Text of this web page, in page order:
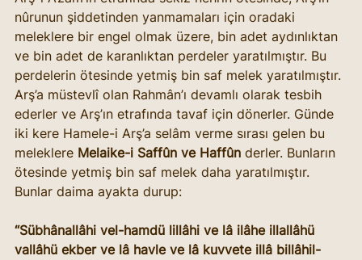
nûrunun şiddetinden yanmamaları için oradaki
meleklere bir engel olmak üzere, bin adet aydınlıktan
ve bin adet de karanlıktan perdeler yaratılmıştır. Bu
perdelerin ötesinde yetmiş bin saf melek yaratılmıştır.
Arş’a müstevlî olan Rahmân’ı devamlı olarak tesbih
ederler ve Arş’ın etrafında tavaf için dönerler. Günde
iki kere Hamele-i Arş’a selâm verme sırası gelen bu
meleklere Melaike-i Saffûn ve Haffûn derler. Bunların
ötesinde yetmiş bin saf melek daha yaratılmıştır.
Bunlar daima ayakta durup:
“Sübhânallâhi vel-hamdü lillâhi ve lâ ilâhe illallâhü
vallâhü ekber ve lâ havle ve lâ kuvvete illâ billâhil-